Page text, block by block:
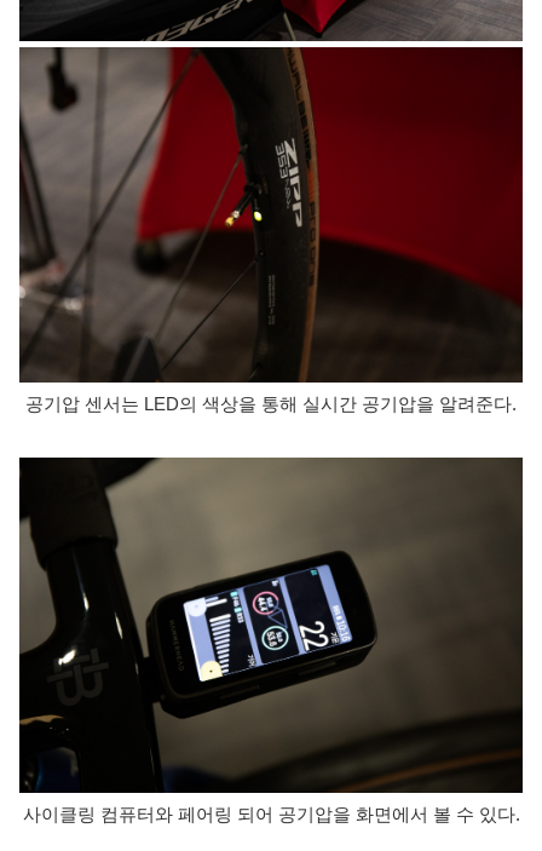
공기압 센서는 LED의 색상을 통해 실시간 공기압을 알려준다.
사이클링 컴퓨터와 페어링 되어 공기압을 화면에서 볼 수 있다.